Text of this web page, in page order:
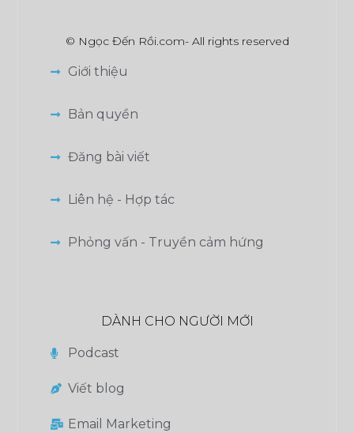
© Ngọc Đến Rồi.com- All rights reserved
Giới thiệu
Bản quyền
Đăng bài viết
Liên hệ - Hợp tác
Phỏng vấn - Truyền cảm hứng
DÀNH CHO NGƯỜI MỚI
Podcast
Viết blog
Email Marketing